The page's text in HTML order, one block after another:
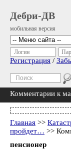
Дебри-ДВ
мобильная версия
Логин
Регистрация /
Комментарии к
Главная >>
пройдет… >>
пенсионер